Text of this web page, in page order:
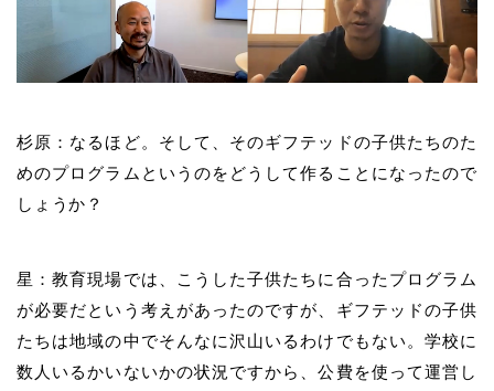
杉原：なるほど。そして、そのギフテッドの子供たちのた
めのプログラムというのをどうして作ることになったので
しょうか？
星：教育現場では、こうした子供たちに合ったプログラム
が必要だという考えがあったのですが、ギフテッドの子供
たちは地域の中でそんなに沢山いるわけでもない。学校に
数人いるかいないかの状況ですから、公費を使って運営し